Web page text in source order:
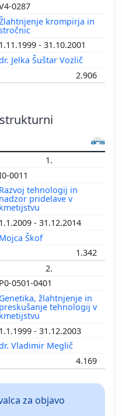
0287
krompirja in
1.11.1999 - 31.10.2001
Jelka Šuštar Vozlič
2.906
1.
0011
Razvoj tehnologij in
nadzor pridelave v
kmetijstvu
1.1.2009 - 31.12.2014
Mojca Škof
1.342
2.
P0-0501-0401
Genetika, žlahtnjenje in
preskušanje tehnologij v
kmetijstvu
1.1.1999 - 31.12.2003
Vladimir Meglič
4.169
za objavo